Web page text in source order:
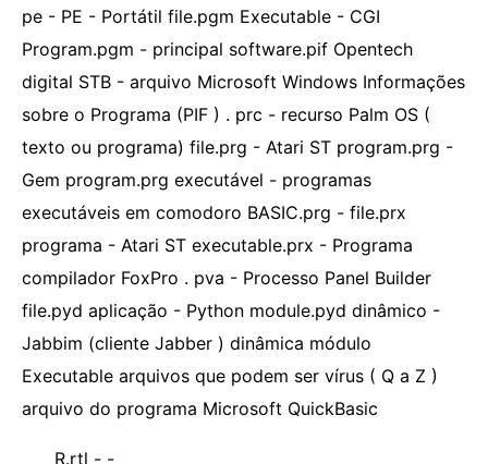
pe - PE - Portátil file.pgm Executable - CGI
Program.pgm - principal software.pif Opentech
digital STB - arquivo Microsoft Windows Informações
sobre o Programa (PIF ) . prc - ​​recurso Palm OS (
texto ou programa) file.prg - Atari ST program.prg -
Gem program.prg executável - programas
executáveis ​​em comodoro BASIC.prg - file.prx
programa - Atari ST executable.prx - Programa
compilador FoxPro . pva - Processo Panel Builder
file.pyd aplicação - Python module.pyd dinâmico -
Jabbim (cliente Jabber ) dinâmica módulo
Executable arquivos que podem ser vírus ( Q a Z )
arquivo do programa Microsoft QuickBasic
R.rtl - - ​​